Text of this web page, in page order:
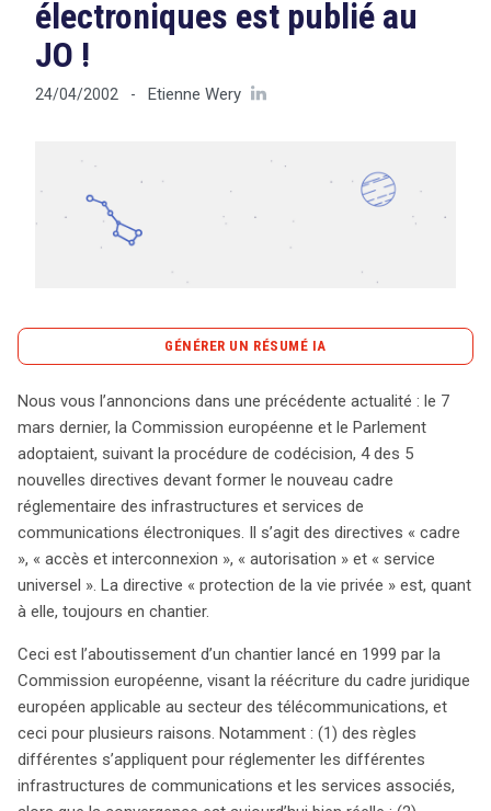
Tout sur le droit de l'innovation
Rechercher
CONTACT
électroniques est publié au
JO !
24/04/2002 - Etienne Wery
GÉNÉRER UN RÉSUMÉ IA
Le 7 mars dernier, la Commission européenne et le
Parlement ont franchi une étape cruciale en adoptant
quatre des cinq nouvelles directives qui constitueront le
nouveau cadre réglementaire des infrastructures et
services de communications électroniques. Ces
directives — « cadre », « accès et interconnexion », «
autorisation » et « service universel » — visent à
moderniser un système jurdique en place depuis 1999,
la diversité des règles régissant les infrastructures de
communication, couplée à l’évolution technologique
rapide, a rendu l’ancien cadre obsolète. Les nouvelles
directives répondent à un besoin urgent de simplification,
remplaçant un ensemble complexe d’une vingtaine de
textes par des régulations plus claires et adaptées à la
Nous vous l’annoncions dans une précédente actualité : le 7
mars dernier, la Commission européenne et le Parlement
adoptaient, suivant la procédure de codécision, 4 des 5
nouvelles directives devant former le nouveau cadre
réglementaire des infrastructures et services de
communications électroniques. Il s’agit des directives « cadre
», « accès et interconnexion », « autorisation » et « service
universel ». La directive « protection de la vie privée » est, quant
à elle, toujours en chantier.
Ceci est l’aboutissement d’un chantier lancé en 1999 par la
Commission européenne, visant la réécriture du cadre juridique
européen applicable au secteur des télécommunications, et
ceci pour plusieurs raisons. Notamment : (1) des règles
différentes s’appliquent pour réglementer les différentes
infrastructures de communications et les services associés,